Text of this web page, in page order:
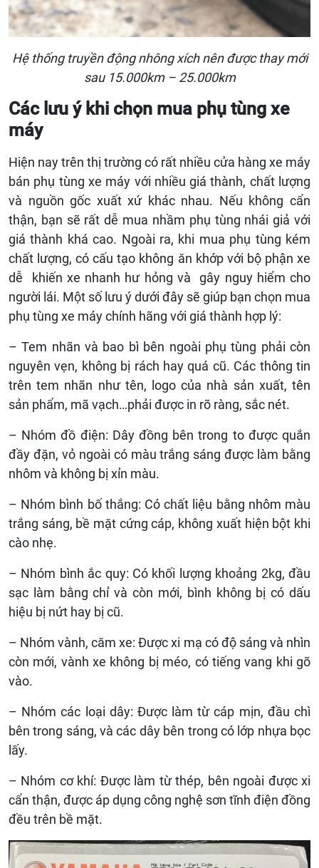
Hệ thống truyền động nhông xích nên được thay mới
sau 15.000km – 25.000km
Các lưu ý khi chọn mua phụ tùng xe
máy
Hiện nay trên thị trường có rất nhiều cửa hàng xe máy
bán phụ tùng xe máy với nhiều giá thành, chất lượng
và nguồn gốc xuất xứ khác nhau. Nếu không cẩn
thận, bạn sẽ rất dễ mua nhầm phụ tùng nhái giả với
giá thành khá cao. Ngoài ra, khi mua phụ tùng kém
chất lượng, có cấu tạo không ăn khớp với bộ phận xe
dễ khiến xe nhanh hư hỏng và gây nguy hiểm cho
người lái. Một số lưu ý dưới đây sẽ giúp bạn chọn mua
phụ tùng xe máy chính hãng với giá thành hợp lý:
– Tem nhãn và bao bì bên ngoài phụ tùng phải còn
nguyên vẹn, không bị rách hay quá cũ. Các thông tin
trên tem nhãn như tên, logo của nhà sản xuất, tên
sản phẩm, mã vạch…phải được in rõ ràng, sắc nét.
– Nhóm đồ điện: Dây đồng bên trong to được quắn
đầy đặn, vỏ ngoài có màu trắng sáng được làm bằng
nhôm và không bị xỉn màu.
– Nhóm bình bố thắng: Có chất liệu bằng nhôm màu
trắng sáng, bề mặt cứng cáp, không xuất hiện bột khi
cào nhẹ.
– Nhóm bình ắc quy: Có khối lượng khoảng 2kg, đầu
sạc làm bằng chỉ và còn mới, bình không bị có dấu
hiệu bị nứt hay bị cũ.
– Nhóm vành, căm xe: Được xi mạ có độ sáng và nhìn
còn mới, vành xe không bị méo, có tiếng vang khi gõ
vào.
– Nhóm các loại dây: Được làm từ cáp mịn, đầu chì
bên trong sáng, và các dây bên trong có lớp nhựa bọc
lấy.
– Nhóm cơ khí: Được làm từ thép, bên ngoài được xi
cẩn thận, được áp dụng công nghệ sơn tĩnh điện đồng
đều trên bề mặt.